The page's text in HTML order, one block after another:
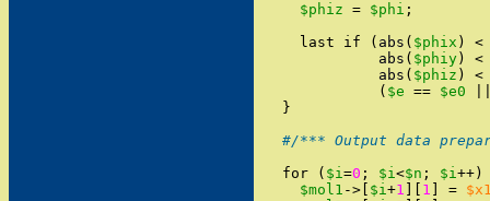
$phiz = $phi ;
last
if ( abs ( $phix )
<
abs ( $phiy )
<
abs ( $phiz )
<
( $e == $e0
}
#/*** Output data
for
( $i=0 ; $i<$n ; $i++ )
$mol1 -> $i+1 1 =